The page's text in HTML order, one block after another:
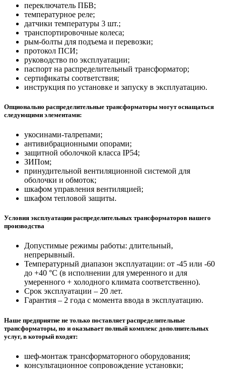
переключатель ПБВ;
температурное реле;
датчики температуры 3 шт.;
транспортировочные колеса;
рым-болты для подъема и перевозки;
протокол ПСИ;
руководство по эксплуатации;
паспорт на распределительный трансформатор;
сертификаты соответствия;
инструкция по установке и запуску в эксплуатацию.
Опционально распределительные трансформаторы могут оснащаться
следующими элементами:
укосинами-талрепами;
антивибрационными опорами;
защитной оболочкой класса IP54;
ЗИПом;
принудительной вентиляционной системой для
оболочки и обмоток;
шкафом управления вентиляцией;
шкафом тепловой защиты.
Условия эксплуатации распределительных трансформаторов нашего
производства
Допустимые режимы работы: длительный,
непрерывный.
Температурный диапазон эксплуатации: от -45 или -60
до +40 °С (в исполнении для умеренного и для
умеренного + холодного климата соответственно).
Срок эксплуатации – 20 лет.
Гарантия – 2 года с момента ввода в эксплуатацию.
Наше предприятие не только поставляет распределительные
трансформаторы, но и оказывает полный комплекс дополнительных
услуг, в который входят:
шеф-монтаж трансформаторного оборудования;
консультационное сопровождение установки;